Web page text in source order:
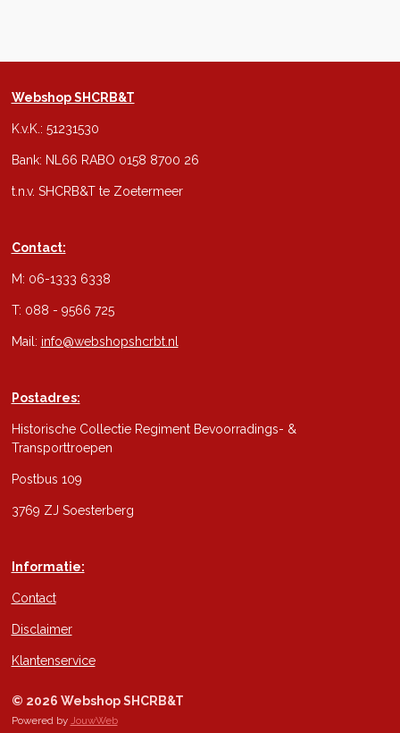
Webshop SHCRB&T
K.v.K.: 51231530
Bank: NL66 RABO 0158 8700 26
t.n.v. SHCRB&T te Zoetermeer
Contact:
M: 06-1333 6338
T: 088 - 9566 725
Mail: info@webshopshcrbt.nl
Postadres:
Historische Collectie Regiment Bevoorradings- &
Transporttroepen
Postbus 109
3769 ZJ Soesterberg
Informatie:
Contact
Disclaimer
Klantenservice
© 2026 Webshop SHCRB&T
Powered by JouwWeb